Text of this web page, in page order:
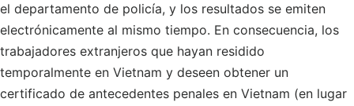
el departamento de policía, y los resultados se emiten
electrónicamente al mismo tiempo. En consecuencia, los
trabajadores extranjeros que hayan residido
temporalmente en Vietnam y deseen obtener un
certificado de antecedentes penales en Vietnam (en lugar